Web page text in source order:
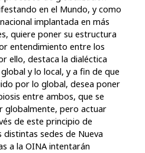
en el Mundo, y como
implantada en más
quiere poner su estructura
entendimiento entre los
ello, destaca la dialéctica
y lo local, y a fin de que
por lo global, desea poner
entre ambos, que se
globalmente, pero actuar
de este principio de
distintas sedes de Nueva
a la OINA intentarán